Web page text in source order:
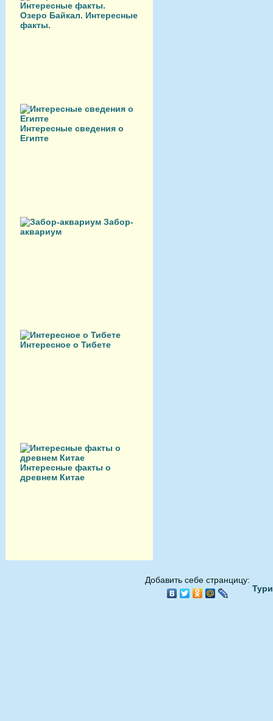
Озеро Байкал. Интересные
факты.
Интересные сведения о
Египте
Забор-
аквариум
Интересное о Тибете
Интересные факты о
древнем Китае
Добавить себе странцицу: